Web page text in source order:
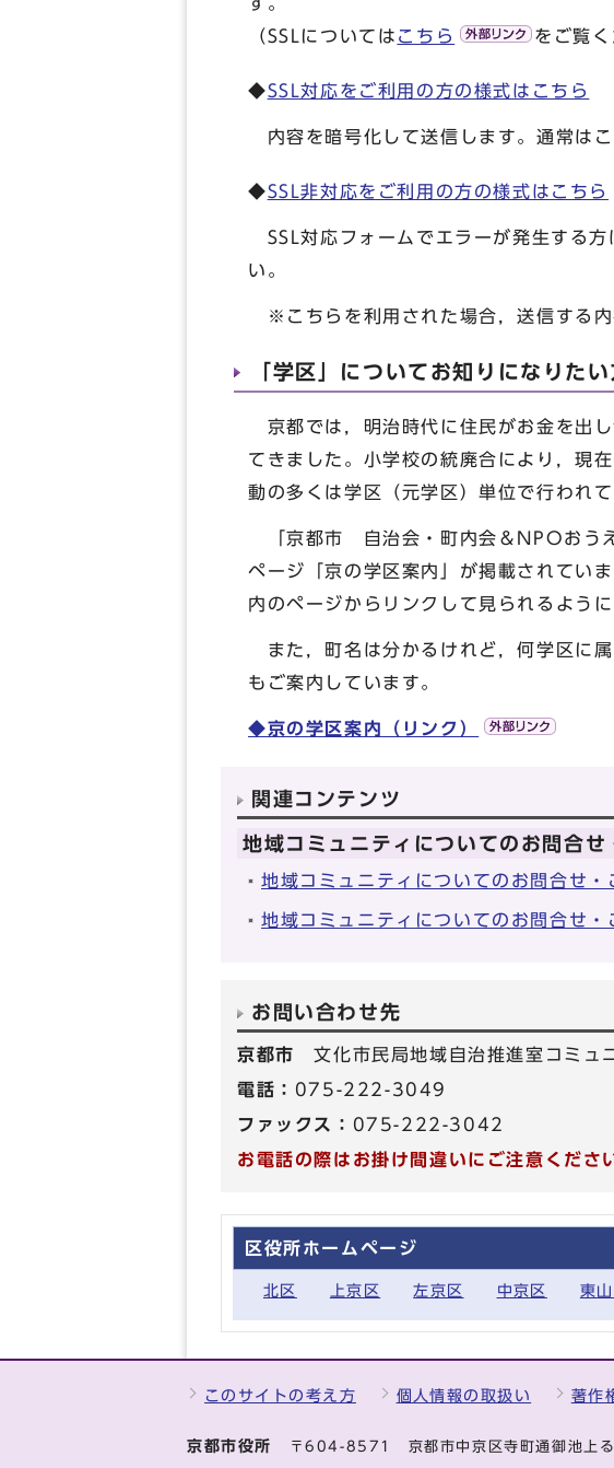
（SSLについては こちら をご覧く
◆SSL対応をご利用の方の様式はこちら
内容を暗号化して送信します。通常はこ
◆SSL非対応をご利用の方の様式はこちら
SSL対応フォームでエラーが発生する方
い
※こちらを利用された場合，送信する内
「学区」についてお知りになりた
京都では，明治時代に住民がお金を出
てきました。小学校の統廃合により，現
動の多くは学区（元学区）単位で行われて
「京都市 自治会・町内会＆NPOおう
ページ「京の学区案内」が掲載されてい
内のページからリンクして見られるように
また，町名は分かるけれど，何学区に
もご案内しています。
◆京の学区案内（リンク）
関連コンテンツ
地域コミュニティについてのお問合せ
地域コミュニティについてのお問合せ・
地域コミュニティについてのお問合せ・
お問い合わせ先
京都市文化市民局地域自治推進室コミュ
電話： 075-222-3049
ファックス： 075-222-3042
お電話の際はお掛け間違いにご注意くださ
区役所ホームページ
北区 上京区 左京区 中京区 東
このサイトの考え方 個人情報の取扱い 著作
京都市役所 〒604-8571 京都市中京区寺町通御池上